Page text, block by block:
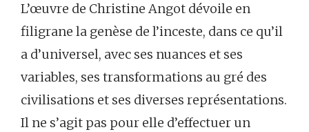
L’œuvre de Christine Angot dévoile en
filigrane la genèse de l’inceste, dans ce qu’il
a d’universel, avec ses nuances et ses
variables, ses transformations au gré des
civilisations et ses diverses représentations.
Il ne s’agit pas pour elle d’effectuer un